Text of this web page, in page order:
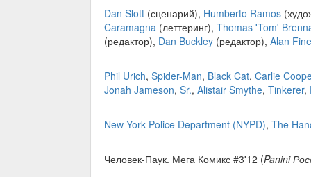
Dan Slott (сценарий), Humberto Ramos
Caramagna (леттеринг), Thomas 'Tom'
(редактор), Dan Buckley (редактор), Alan Fine
Phil Urich, Spider-Man, Black Cat, Carlie
Jonah Jameson, Sr., Alistair Smythe, Tinkerer,
New York Police Department (NYPD), The
Человек-Паук. Мега Комикс #3'12 (Panini